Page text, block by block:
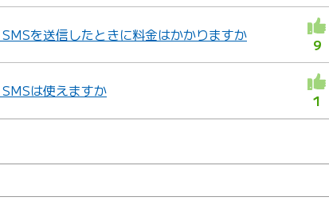
を送信したときに料金はかかりますか
9
は使えますか
1